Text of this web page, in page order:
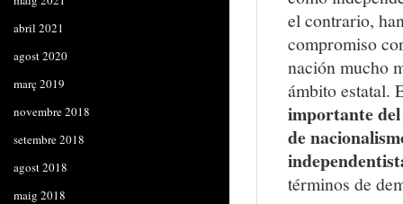
el contrario,
compromiso
nación mucho
ámbito estatal.
importante
de
términos de
abril 2021
agost 2020
març 2019
novembre 2018
setembre 2018
agost 2018
maig 2018